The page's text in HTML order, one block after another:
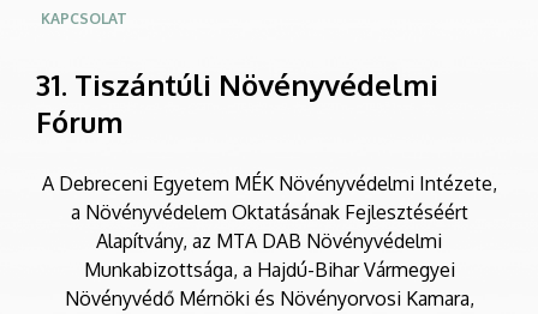
KAPCSOLAT
31. Tiszántúli Növényvédelmi
Fórum
A Debreceni Egyetem MÉK Növényvédelmi Intézete,
a Növényvédelem Oktatásának Fejlesztéséért
Alapítvány, az MTA DAB Növényvédelmi
Munkabizottsága, a Hajdú-Bihar Vármegyei
Növényvédő Mérnöki és Növényorvosi Kamara,